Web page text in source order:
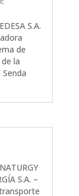
S.A.
de
la
S.A. –